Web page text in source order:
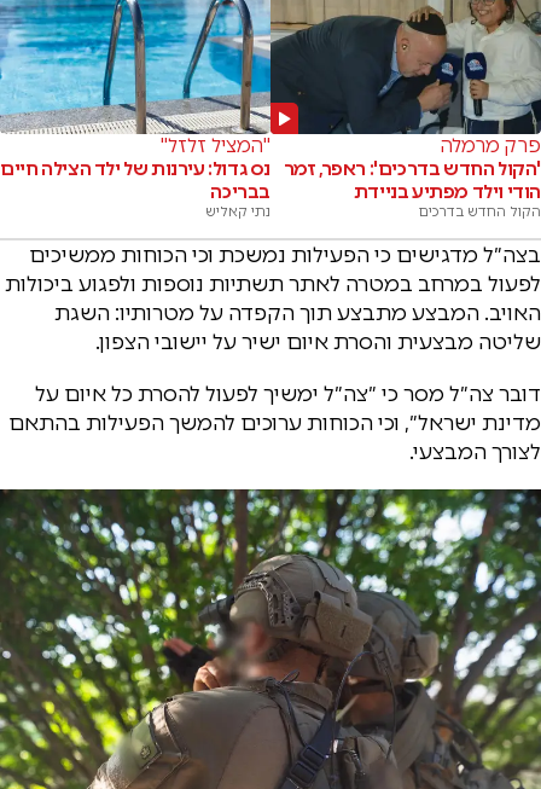
פרק מרמלה
'הקול החדש בדרכים': ראפר, זמר
הודי וילד מפתיע בניידת
הקול החדש בדרכים
"המציל זלזל"
נס גדול: עירנות של ילד הצילה חיים
בבריכה
נתי קאליש
בצה״ל מדגישים כי הפעילות נמשכת וכי הכוחות ממשיכים
לפעול במרחב במטרה לאתר תשתיות נוספות ולפגוע ביכולות
האויב. המבצע מתבצע תוך הקפדה על מטרותיו: השגת
שליטה מבצעית והסרת איום ישיר על יישובי הצפון.
דובר צה״ל מסר כי ״צה״ל ימשיך לפעול להסרת כל איום על
מדינת ישראל״, וכי הכוחות ערוכים להמשך הפעילות בהתאם
לצורך המבצעי.